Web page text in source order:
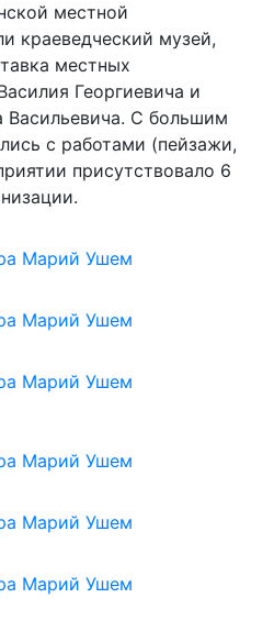
местной
краеведческий музей,
местных
Георгиевича и
С большим
с работами (пейзажи,
присутствовало 6